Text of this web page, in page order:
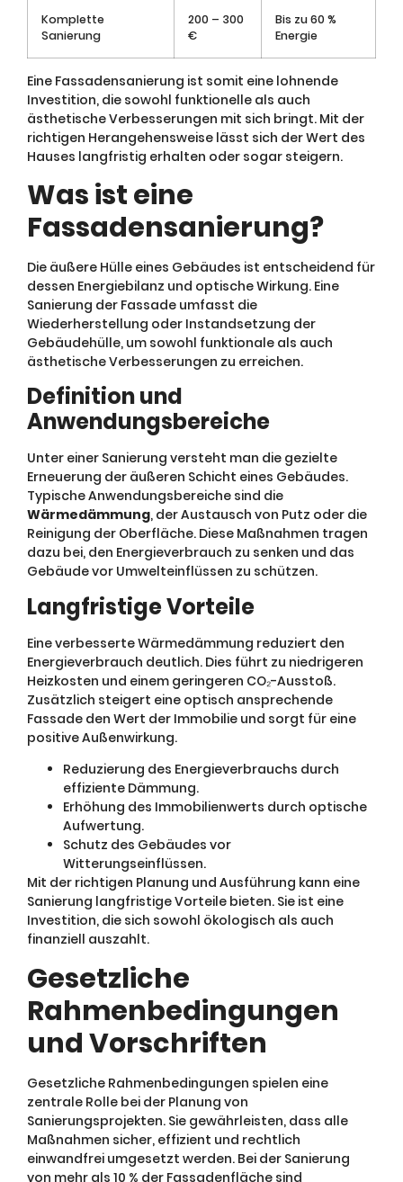
Komplette
Sanierung
200 – 300
€
Bis zu 60 %
Energie
Eine Fassadensanierung ist somit eine lohnende
Investition, die sowohl funktionelle als auch
ästhetische Verbesserungen mit sich bringt. Mit der
richtigen Herangehensweise lässt sich der Wert des
Hauses langfristig erhalten oder sogar steigern.
Was ist eine
Fassadensanierung?
Die äußere Hülle eines Gebäudes ist entscheidend für
dessen Energiebilanz und optische Wirkung. Eine
Sanierung der Fassade umfasst die
Wiederherstellung oder Instandsetzung der
Gebäudehülle, um sowohl funktionale als auch
ästhetische Verbesserungen zu erreichen.
Definition und
Anwendungsbereiche
Unter einer Sanierung versteht man die gezielte
Erneuerung der äußeren Schicht eines Gebäudes.
Typische Anwendungsbereiche sind die
Wärmedämmung, der Austausch von Putz oder die
Reinigung der Oberfläche. Diese Maßnahmen tragen
dazu bei, den Energieverbrauch zu senken und das
Gebäude vor Umwelteinflüssen zu schützen.
Langfristige Vorteile
Eine verbesserte Wärmedämmung reduziert den
Energieverbrauch deutlich. Dies führt zu niedrigeren
Heizkosten und einem geringeren CO₂-Ausstoß.
Zusätzlich steigert eine optisch ansprechende
Fassade den Wert der Immobilie und sorgt für eine
positive Außenwirkung.
Reduzierung des Energieverbrauchs durch
effiziente Dämmung.
Erhöhung des Immobilienwerts durch optische
Aufwertung.
Schutz des Gebäudes vor
Witterungseinflüssen.
Mit der richtigen Planung und Ausführung kann eine
Sanierung langfristige Vorteile bieten. Sie ist eine
Investition, die sich sowohl ökologisch als auch
finanziell auszahlt.
Gesetzliche
Rahmenbedingungen
und Vorschriften
Gesetzliche Rahmenbedingungen spielen eine
zentrale Rolle bei der Planung von
Sanierungsprojekten. Sie gewährleisten, dass alle
Maßnahmen sicher, effizient und rechtlich
einwandfrei umgesetzt werden. Bei der Sanierung
von mehr als 10 % der Fassadenfläche sind